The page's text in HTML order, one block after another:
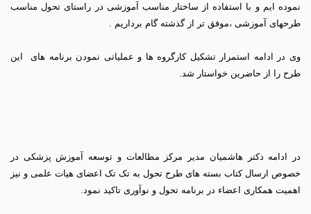
نموده ایم و با استفاده از ساختار مناسب آموزشی در راستای تحول مناسب
طرحهای آموزشی ،موفق تر از گذشته گام برداریم .
وی در ادامه استمرار تشکیل کارگروه ها و عملیاتی نمودن برنامه های این
طرح را از حاضرین خواستار شد.
در ادامه دکتر هاشمیان مدیر مرکز مطالعات و توسعه آموزش پزشکی در
خصوص ارسال کتاب بسته های طرح تحول به تک تک اعضای هیات علمی و نیز
اهمیت همکاری اعضاء در برنامه تحول و نوآوری تاکید نمود.